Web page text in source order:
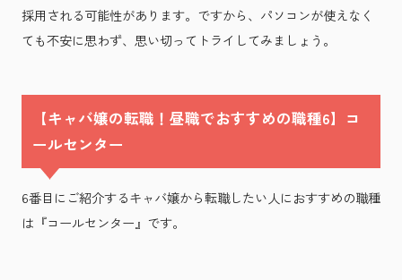
採用される可能性があります。ですから、パソコンが使えなく
ても不安に思わず、思い切ってトライしてみましょう。
【キャバ嬢の転職！昼職でおすすめの職種6】コ
ールセンター
6番目にご紹介するキャバ嬢から転職したい人におすすめの職種
は『コールセンター』です。